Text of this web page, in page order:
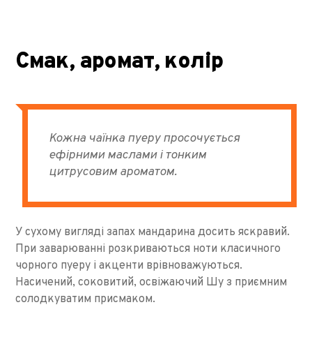
Смак, аромат, колір
Кожна чаїнка пуеру просочується
ефірними маслами і тонким
цитрусовим ароматом.
У сухому вигляді запах мандарина досить яскравий.
При заварюванні розкриваються ноти класичного
чорного пуеру і акценти врівноважуються.
Насичений, соковитий, освіжаючий Шу з приємним
солодкуватим присмаком.